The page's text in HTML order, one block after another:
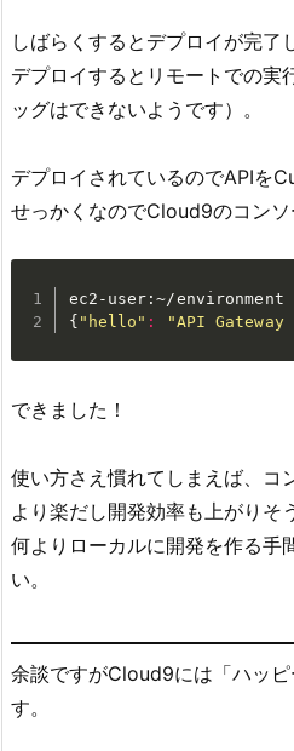
しばらくするとデプロイが完了
デプロイするとリモートでの実
ッグはできないようです）。
デプロイされているのでAPIを
せっかくなのでCloud9のコンソ
ec2-user:~/environment
{ "hello" : "API Gateway
できました！
使い方さえ慣れてしまえば、コ
より楽だし開発効率も上がりそ
何よりローカルに開発を作る手
い。
余談ですがCloud9には「ハッ
す。